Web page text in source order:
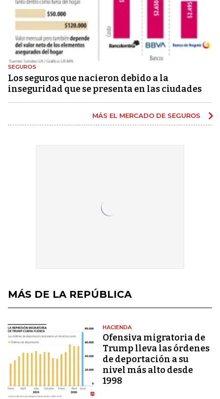
SEGUROS
Los seguros que nacieron debido a la
inseguridad que se presenta en las ciudades
MÁS EL MERCADO DE SEGUROS
MÁS DE LA REPÚBLICA
HACIENDA
Ofensiva migratoria de
Trump lleva las órdenes
de deportación a su
nivel más alto desde
1998